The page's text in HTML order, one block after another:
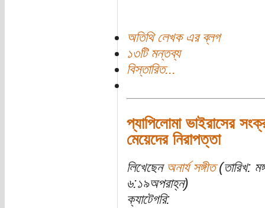
অতিথি লেখক এর ব্লগ
১৩টি মন্তব্য
বিস্তারিত...
প্যাপিলোমা ভাইরাসের
মেয়েদের নিরাপত্তা
লিখেছেন অনার্য সঙ্গীত(তারিখ:
৬:১৯অপরাহ্ন)
ক্যাটেগরি: